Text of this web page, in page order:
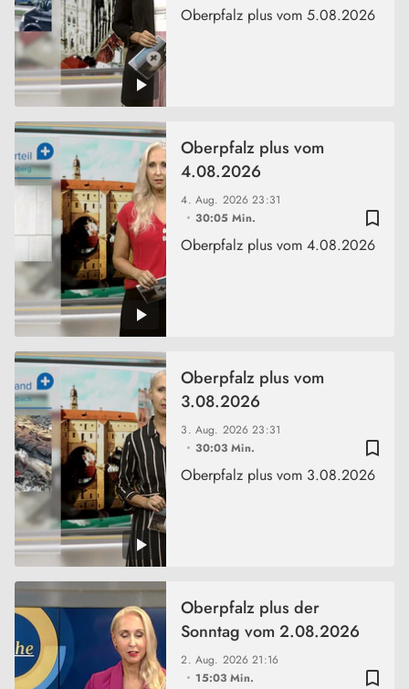
Oberpfalz plus vom 5.08.2026
bookmark_border
4. Aug. 202623:31
30:05 Min.
Oberpfalz plus vom
4.08.2026
Oberpfalz plus vom 4.08.2026
bookmark_border
3. Aug. 202623:31
30:03 Min.
Oberpfalz plus vom
3.08.2026
Oberpfalz plus vom 3.08.2026
bookmark_border
2. Aug. 202621:16
15:03 Min.
Oberpfalz plus der
Sonntag vom 2.08.2026